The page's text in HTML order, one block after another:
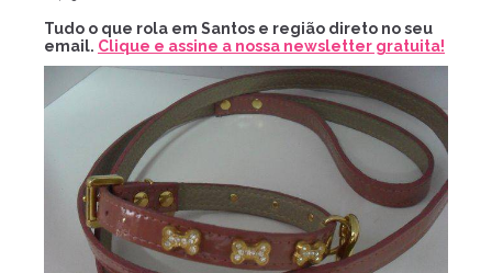
Tudo o que rola em Santos e região direto no seu
email. Clique e assine a nossa newsletter gratuita!